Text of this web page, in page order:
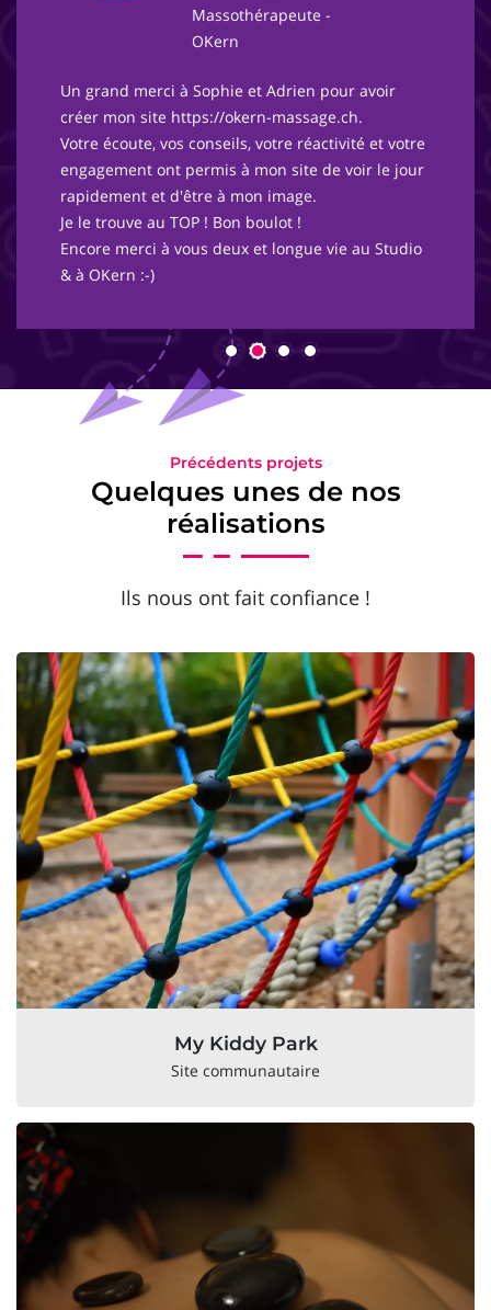
Massothérapeute -
OKern
Un grand merci à Sophie et Adrien pour avoir
créer mon site https://okern-massage.ch.
Votre écoute, vos conseils, votre réactivité et votre
engagement ont permis à mon site de voir le jour
rapidement et d'être à mon image.
Je le trouve au TOP ! Bon boulot !
Encore merci à vous deux et longue vie au Studio
& à OKern :-)
Précédents projets
Quelques unes de nos
réalisations
Ils nous ont fait confiance !
My Kiddy Park
Site communautaire